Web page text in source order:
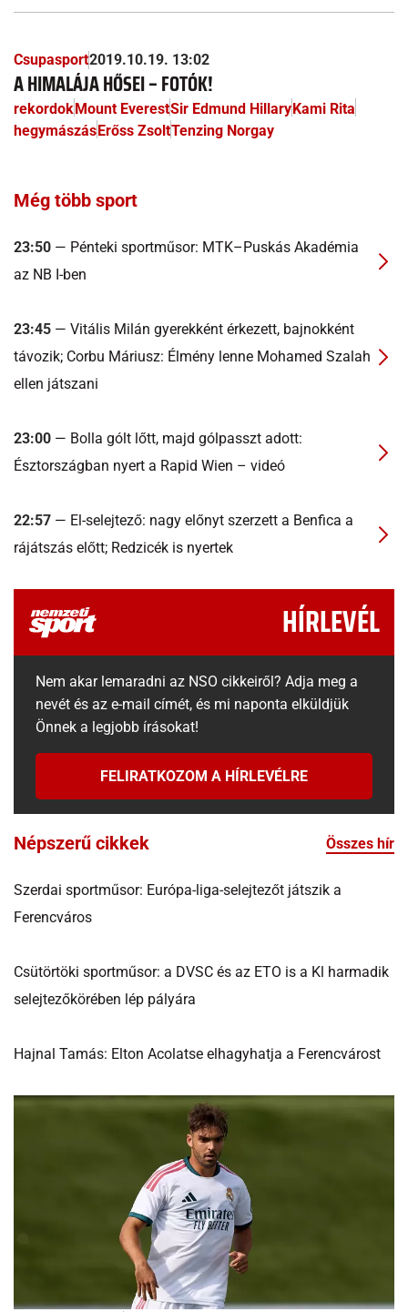
Csupasport2019.10.19. 13:02
A HIMALÁJA HŐSEI – FOTÓK!
rekordokMount EverestSir Edmund HillaryKami Rita
hegymászásErőss ZsoltTenzing Norgay
Még több sport
23:50 — Pénteki sportműsor: MTK–Puskás Akadémia
az NB I-ben
23:45 — Vitális Milán gyerekként érkezett, bajnokként
távozik; Corbu Máriusz: Élmény lenne Mohamed Szalah
ellen játszani
23:00 — Bolla gólt lőtt, majd gólpasszt adott:
Észtországban nyert a Rapid Wien – videó
22:57 — El-selejtező: nagy előnyt szerzett a Benfica a
rájátszás előtt; Redzicék is nyertek
HÍRLEVÉL
Nem akar lemaradni az NSO cikkeiről? Adja meg a
nevét és az e-mail címét, és mi naponta elküldjük
Önnek a legjobb írásokat!
FELIRATKOZOM A HÍRLEVÉLRE
Népszerű cikkek Összes hír
Szerdai sportműsor: Európa-liga-selejtezőt játszik a
Ferencváros
Csütörtöki sportműsor: a DVSC és az ETO is a Kl harmadik
selejtezőkörében lép pályára
Hajnal Tamás: Elton Acolatse elhagyhatja a Ferencvárost